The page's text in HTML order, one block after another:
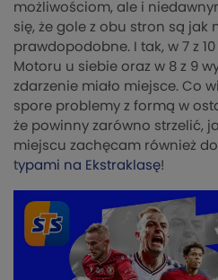
możliwościom, ale i
się, że gole z obu stron są jak
prawdopodobne. I tak, w 7 z
Motoru u siebie oraz w 8 z 9
zdarzenie miało miejsce. Co
spore problemy z formą w
że powinny zarówno strzelić,
miejscu zachęcam również
typami na Ekstraklasę!